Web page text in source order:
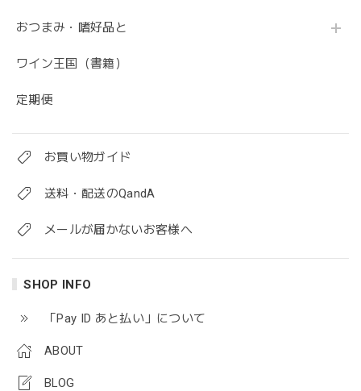
おつまみ・嗜好品と
ワイン王国（書籍）
定期便
お買い物ガイド
送料・配送のQandA
メールが届かないお客様へ
SHOP INFO
「Pay ID あと払い」について
ABOUT
BLOG